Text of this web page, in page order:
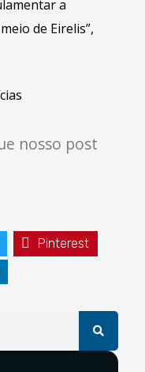
a
de Eirelis”,
nosso post
Pinterest